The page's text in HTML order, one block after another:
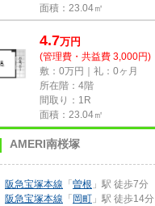
面積：23.04㎡
4.7万円
(管理費・共益費 3,000円)
敷：0万円｜礼：0ヶ月
所在階：4階
間取り：1R
面積：23.04㎡
AMERI南桜塚
阪急宝塚本線 「 曽根 」駅 徒歩7分
阪急宝塚本線 「 岡町 」駅 徒歩14分